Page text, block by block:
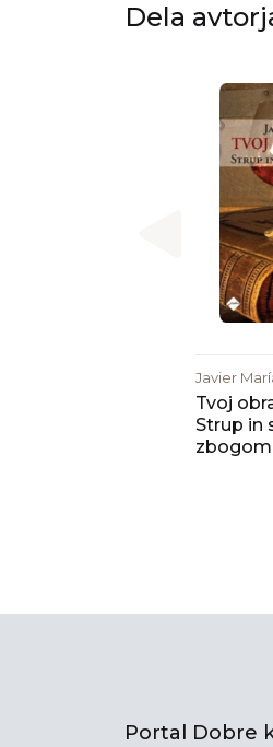
Dela
Javier
Tvoj
Strup in
zbogom
Portal Dobre